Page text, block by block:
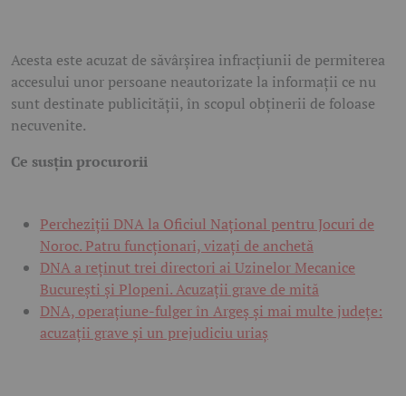
Acesta este acuzat de săvârșirea infracțiunii de permiterea
accesului unor persoane neautorizate la informații ce nu
sunt destinate publicității, în scopul obținerii de foloase
necuvenite.
Ce susțin procurorii
Percheziții DNA la Oficiul Național pentru Jocuri de
Noroc. Patru funcționari, vizați de anchetă
DNA a reținut trei directori ai Uzinelor Mecanice
București și Plopeni. Acuzații grave de mită
DNA, operațiune-fulger în Argeș și mai multe județe:
acuzații grave și un prejudiciu uriaș